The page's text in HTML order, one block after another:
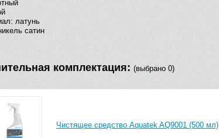
латунь
сатин
комплектация: (выбрано 0)
Чистящее средство Aquatek AQ9001 (500 мл)